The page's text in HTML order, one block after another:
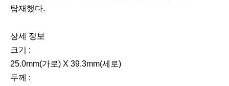
탑재했다.
상세 정보
크기 :
25.0mm(가로) X 39.3mm(세로)
두께 :